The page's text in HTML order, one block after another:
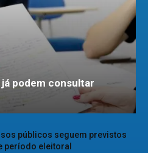
podem consultar
públicos seguem previstos
período eleitoral